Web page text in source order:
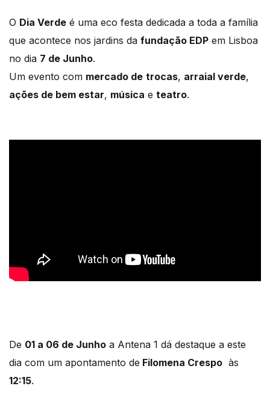
O Dia Verde é uma eco festa dedicada a toda a família
que acontece nos jardins da fundação EDP em Lisboa
no dia 7 de Junho.
Um evento com mercado de trocas, arraial verde,
ações de bem estar, música e teatro.
De 01 a 06 de Junho a Antena 1 dá destaque a este
dia com um apontamento de Filomena Crespo às
12:15.